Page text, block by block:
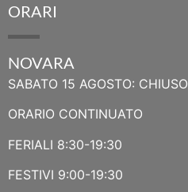
ORARI
NOVARA
SABATO 15 AGOSTO: CHIUSO
ORARIO CONTINUATO
FERIALI 8:30-19:30
FESTIVI 9:00-19:30